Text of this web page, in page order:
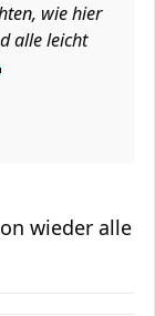
wie hier
alle leicht
wieder alle